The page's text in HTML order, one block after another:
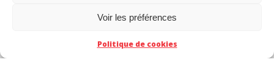
Voir les préférences
Politique de cookies